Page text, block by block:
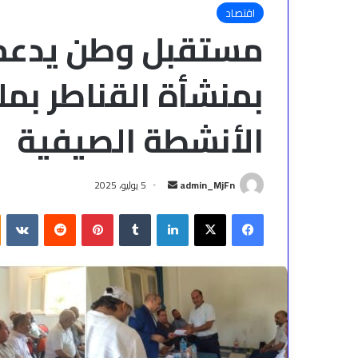
اقتصاد
بمنشأة القناطر
الأنشطة الصيفية
admin_MjFn
أرسل
إلكترونيا
5 يوليو، 2025
فيسبوك‫X لينكدإن بينتيريست